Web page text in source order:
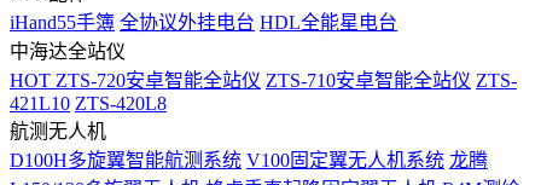
iHand55手簿 全协议外挂电台 HDL全能星电台
中海达全站仪
HOT ZTS-720安卓智能全站仪 ZTS-710安卓智能全站仪 ZTS-
421L10 ZTS-420L8
航测无人机
D100H多旋翼智能航测系统 V100固定翼无人机系统 龙腾